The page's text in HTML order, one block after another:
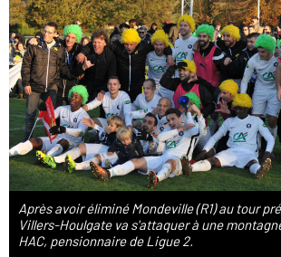
Après avoir éliminé Mondeville (R1) au tour
Villers-Houlgate va s'attaquer à une
HAC, pensionnaire de Ligue 2.